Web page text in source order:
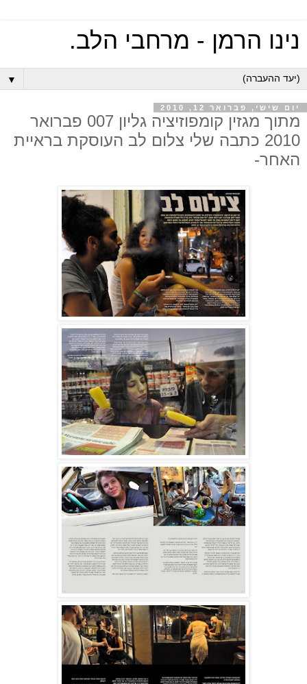
נינו הרמן - מרחבי הלב.
▼
יום שישי, פברואר 12, 2010
מתוך מגזין קומפוזיציה גליון 007 פברואר
2010 כתבה שלי צלום לב העוסקת בראיית
האחר-